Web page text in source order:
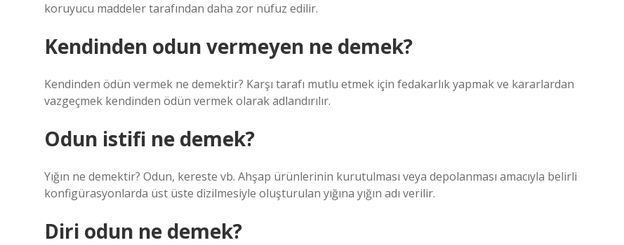
koruyucu maddeler tarafından daha zor nüfuz edilir.
Kendinden odun vermeyen ne demek?
Kendinden ödün vermek ne demektir? Karşı tarafı mutlu etmek için fedakarlık yapmak ve kararlardan
vazgeçmek kendinden ödün vermek olarak adlandırılır.
Odun istifi ne demek?
Yığın ne demektir? Odun, kereste vb. Ahşap ürünlerinin kurutulması veya depolanması amacıyla belirli
konfigürasyonlarda üst üste dizilmesiyle oluşturulan yığına yığın adı verilir.
Diri odun ne demek?